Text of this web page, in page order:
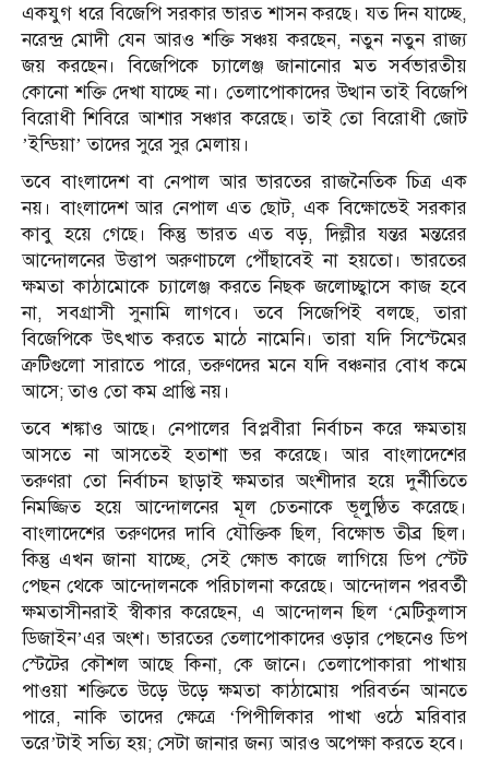
একযুগ ধরে বিজেপি সরকার ভারত শাসন করছে। যত দিন যাচ্ছে,
নরেন্দ্র মোদী যেন আরও শক্তি সঞ্চয় করছেন, নতুন নতুন রাজ্য
জয় করছেন। বিজেপিকে চ্যালেঞ্জ জানানোর মত সর্বভারতীয়
কোনো শক্তি দেখা যাচ্ছে না। তেলাপোকাদের উত্থান তাই বিজেপি
বিরোধী শিবিরে আশার সঞ্চার করেছে। তাই তো বিরোধী জোট
’ইন্ডিয়া’ তাদের সুরে সুর মেলায়।
তবে বাংলাদেশ বা নেপাল আর ভারতের রাজনৈতিক চিত্র এক
নয়। বাংলাদেশ আর নেপাল এত ছোট, এক বিক্ষোভেই সরকার
কাবু হয়ে গেছে। কিন্তু ভারত এত বড়, দিল্লীর যন্তর মন্তরের
আন্দোলনের উত্তাপ অরুণাচলে পৌঁছাবেই না হয়তো। ভারতের
ক্ষমতা কাঠামোকে চ্যালেঞ্জ করতে নিছক জলোচ্ছ্বাসে কাজ হবে
না, সবগ্রাসী সুনামি লাগবে। তবে সিজেপিই বলছে, তারা
বিজেপিকে উৎখাত করতে মাঠে নামেনি। তারা যদি সিস্টেমের
ত্রুটিগুলো সারাতে পারে, তরুণদের মনে যদি বঞ্চনার বোধ কমে
আসে; তাও তো কম প্রাপ্তি নয়।
তবে শঙ্কাও আছে। নেপালের বিপ্লবীরা নির্বাচন করে ক্ষমতায়
আসতে না আসতেই হতাশা ভর করেছে। আর বাংলাদেশের
তরুণরা তো নির্বাচন ছাড়াই ক্ষমতার অংশীদার হয়ে দুর্নীতিতে
নিমজ্জিত হয়ে আন্দোলনের মূল চেতনাকে ভূলুণ্ঠিত করেছে।
বাংলাদেশের তরুণদের দাবি যৌক্তিক ছিল, বিক্ষোভ তীব্র ছিল।
কিন্তু এখন জানা যাচ্ছে, সেই ক্ষোভ কাজে লাগিয়ে ডিপ স্টেট
পেছন থেকে আন্দোলনকে পরিচালনা করেছে। আন্দোলন পরবর্তী
ক্ষমতাসীনরাই স্বীকার করেছেন, এ আন্দোলন ছিল ‘মেটিকুলাস
ডিজাইন’এর অংশ। ভারতের তেলাপোকাদের ওড়ার পেছনেও ডিপ
স্টেটের কৌশল আছে কিনা, কে জানে। তেলাপোকারা পাখায়
পাওয়া শক্তিতে উড়ে উড়ে ক্ষমতা কাঠামোয় পরিবর্তন আনতে
পারে, নাকি তাদের ক্ষেত্রে ‘পিপীলিকার পাখা ওঠে মরিবার
তরে’টাই সত্যি হয়; সেটা জানার জন্য আরও অপেক্ষা করতে হবে।